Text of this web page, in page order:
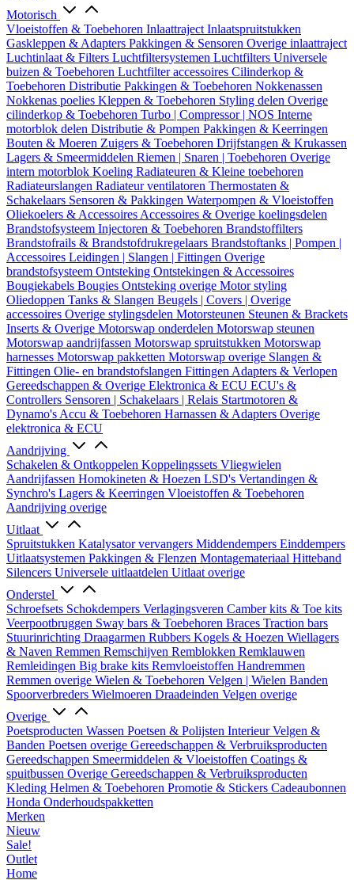
Motorisch
Vloeistoffen & Toebehoren Inlaattraject Inlaatspruitstukken
Gaskleppen & Adapters Pakkingen & Sensoren Overige inlaattraject
Luchtinlaat & Filters Luchtfiltersystemen Luchtfilters Universele
buizen & Toebehoren Luchtfilter accessoires Cilinderkop &
Toebehoren Distributie Pakkingen & Toebehoren Nokkenassen
Nokkenas poelies Kleppen & Toebehoren Styling delen Overige
cilinderkop & Toebehoren Turbo | Compressor | NOS Interne
motorblok delen Distributie & Pompen Pakkingen & Keerringen
Bouten & Moeren Zuigers & Toebehoren Drijfstangen & Krukassen
Lagers & Smeermiddelen Riemen | Snaren | Toebehoren Overige
intern motorblok Koeling Radiateuren & Kleine toebehoren
Radiateurslangen Radiateur ventilatoren Thermostaten &
Schakelaars Sensoren & Pakkingen Waterpompen & Vloeistoffen
Oliekoelers & Accessoires Accessoires & Overige koelingsdelen
Brandstofsysteem Injectoren & Toebehoren Brandstoffilters
Brandstofrails & Brandstofdrukregelaars Brandstoftanks | Pompen |
Accessoires Leidingen | Slangen | Fittingen Overige
brandstofsysteem Ontsteking Ontstekingen & Accessoires
Bougiekabels Bougies Ontsteking overige Motor styling
Oliedoppen Tanks & Slangen Beugels | Covers | Overige
accessoires Overige stylingsdelen Motorsteunen Steunen & Brackets
Inserts & Overige Motorswap onderdelen Motorswap steunen
Motorswap aandrijfassen Motorswap spruitstukken Motorswap
harnesses Motorswap pakketten Motorswap overige Slangen &
Fittingen Olie- en brandstofslangen Fittingen Adapters & Verlopen
Gereedschappen & Overige Elektronica & ECU ECU's &
Controllers Sensoren | Schakelaars | Relais Startmotoren &
Dynamo's Accu & Toebehoren Harnassen & Adapters Overige
elektronica & ECU
Aandrijving
Schakelen & Ontkoppelen Koppelingssets Vliegwielen
Aandrijfassen Homokineten & Hoezen LSD's Vertandingen &
Synchro's Lagers & Keerringen Vloeistoffen & Toebehoren
Aandrijving overige
Uitlaat
Spruitstukken Katalysator vervangers Middendempers Einddempers
Uitlaatsystemen Pakkingen & Flenzen Montagemateriaal Hitteband
Silencers Universele uitlaatdelen Uitlaat overige
Onderstel
Schroefsets Schokdempers Verlagingsveren Camber kits & Toe kits
Veerpootbruggen Sway bars & Toebehoren Braces Traction bars
Stuurinrichting Draagarmen Rubbers Kogels & Hoezen Wiellagers
& Naven Remmen Remschijven Remblokken Remklauwen
Remleidingen Big brake kits Remvloeistoffen Handremmen
Remmen overige Wielen & Toebehoren Velgen | Wielen Banden
Spoorverbreders Wielmoeren Draadeinden Velgen overige
Overige
Poetsproducten Wassen Poetsen & Polijsten InterieurVelgen &
Banden Poetsen overige Gereedschappen & Verbruiksproducten
Gereedschappen Smeermiddelen & Vloeistoffen Coatings &
spuitbussen Overige Gereedschappen & Verbruiksproducten
Kleding Helmen & Toebehoren Promotie & Stickers Cadeaubonnen
Honda Onderhoudspakketten
Merken
Nieuw
Sale!
Outlet
Home